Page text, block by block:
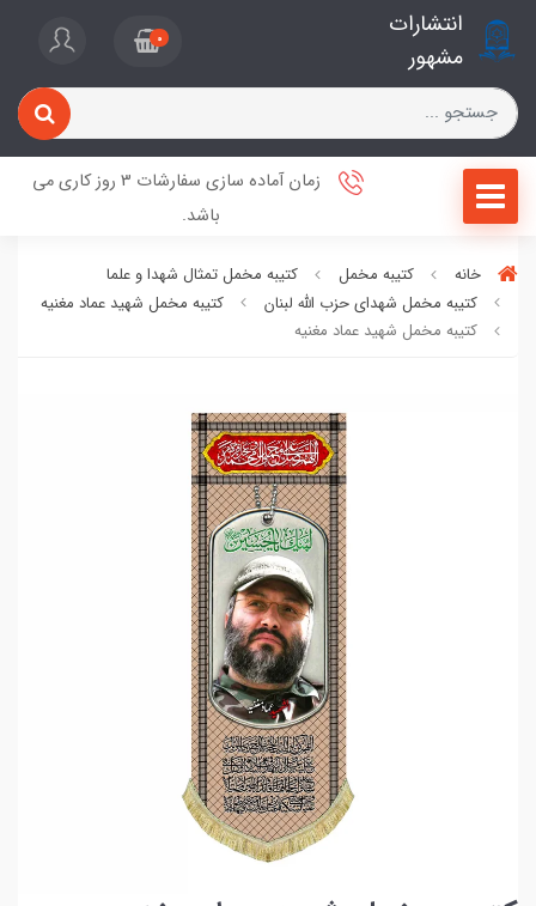
انتشارات
مشهور
0
زمان آماده سازی سفارشات 3 روز کاری می
باشد.
خانه کتیبه مخمل
کتیبه مخمل تمثال شهدا و علما
کتیبه مخمل شهدای حزب الله لبنان
کتیبه مخمل شهید عماد مغنیه
کتیبه مخمل شهید عماد مغنیه